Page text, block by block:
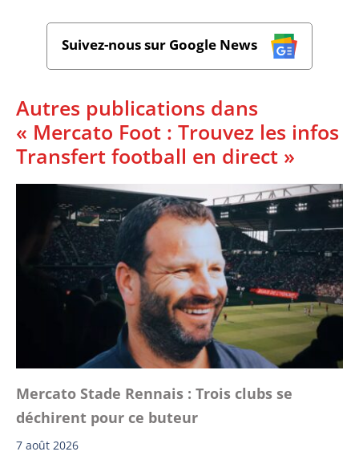
Suivez-nous sur Google News
Autres publications dans
« Mercato Foot : Trouvez les infos
Transfert football en direct »
Mercato Stade Rennais : Trois clubs se
déchirent pour ce buteur
7 août 2026